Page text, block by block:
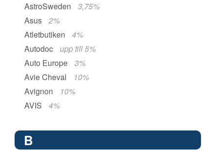
AstroSweden
3,75%
Asus
2%
Atletbutiken
4%
Autodoc
upp till 5%
Auto Europe
3%
Avie Cheval
10%
Avignon
10%
AVIS
4%
B